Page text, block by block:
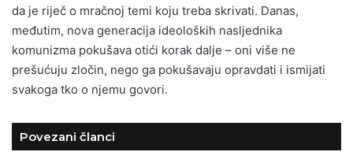
da je riječ o mračnoj temi koju treba skrivati. Danas,
međutim, nova generacija ideoloških nasljednika
komunizma pokušava otići korak dalje – oni više ne
prešućuju zločin, nego ga pokušavaju opravdati i ismijati
svakoga tko o njemu govori.
Povezani članci